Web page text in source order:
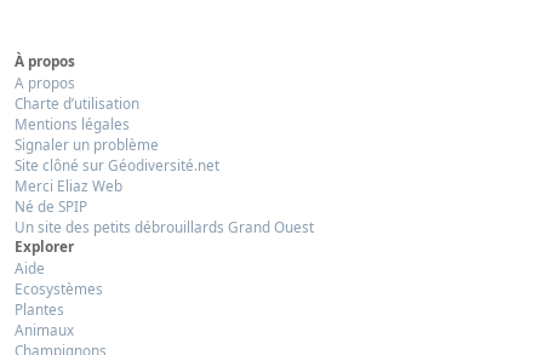
À propos
A propos
Charte d’utilisation
Mentions légales
Signaler un problème
Site clôné sur Géodiversité.net
Merci Eliaz Web
Né de SPIP
Un site des petits débrouillards Grand Ouest
Explorer
Aide
Ecosystèmes
Plantes
Animaux
Champignons